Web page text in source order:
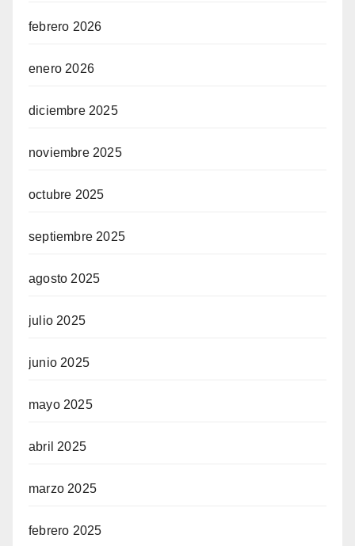
febrero 2026
enero 2026
diciembre 2025
noviembre 2025
octubre 2025
septiembre 2025
agosto 2025
julio 2025
junio 2025
mayo 2025
abril 2025
marzo 2025
febrero 2025